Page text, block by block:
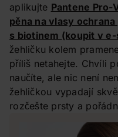
aplikujte Pantene Pro-
pěna na vlasy
s biotinem (koupit v
žehličku kolem
příliš netahejte. Chvíli
naučíte, ale nic není
žehličkou vypadají
rozčešte prsty a